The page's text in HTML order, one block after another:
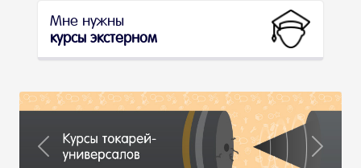
Мне нужны
курсы экстерном
Previous Next